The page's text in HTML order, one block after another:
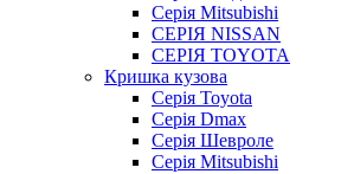
Серія Mitsubishi
СЕРІЯ NISSAN
СЕРІЯ TOYOTA
Кришка кузова
Серія Toyota
Серія Dmax
Серія Шевроле
Серія Mitsubishi